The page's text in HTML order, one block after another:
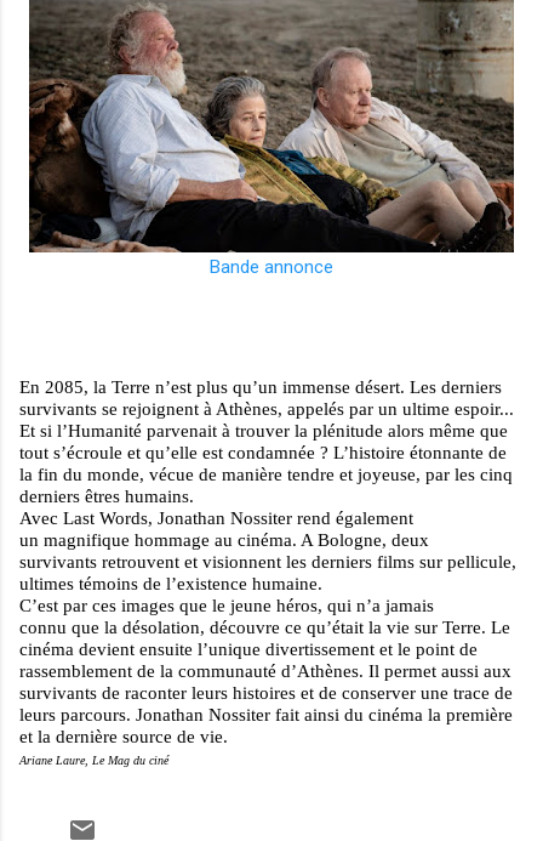
Bande annonce
En 2085, la Terre n’est plus qu’un immense désert. Les derniers
survivants se rejoignent à Athènes, appelés par un ultime espoir...
Et si l’Humanité parvenait à trouver la plénitude alors même que
tout s’écroule et qu’elle est condamnée ? L’histoire étonnante de
la fin du monde, vécue de manière tendre et joyeuse, par les cinq
derniers êtres humains.
Avec Last Words, Jonathan Nossiter rend également
un magnifique hommage au cinéma. A Bologne, deux
survivants retrouvent et visionnent les derniers films sur pellicule,
ultimes témoins de l’existence humaine.
C’est par ces images que le jeune héros, qui n’a jamais
connu que la désolation, découvre ce qu’était la vie sur Terre. Le
cinéma devient ensuite l’unique divertissement et le point de
rassemblement de la communauté d’Athènes. Il permet aussi aux
survivants de raconter leurs histoires et de conserver une trace de
leurs parcours. Jonathan Nossiter fait ainsi du cinéma la première
et la dernière source de vie.
Ariane Laure, Le Mag du ciné